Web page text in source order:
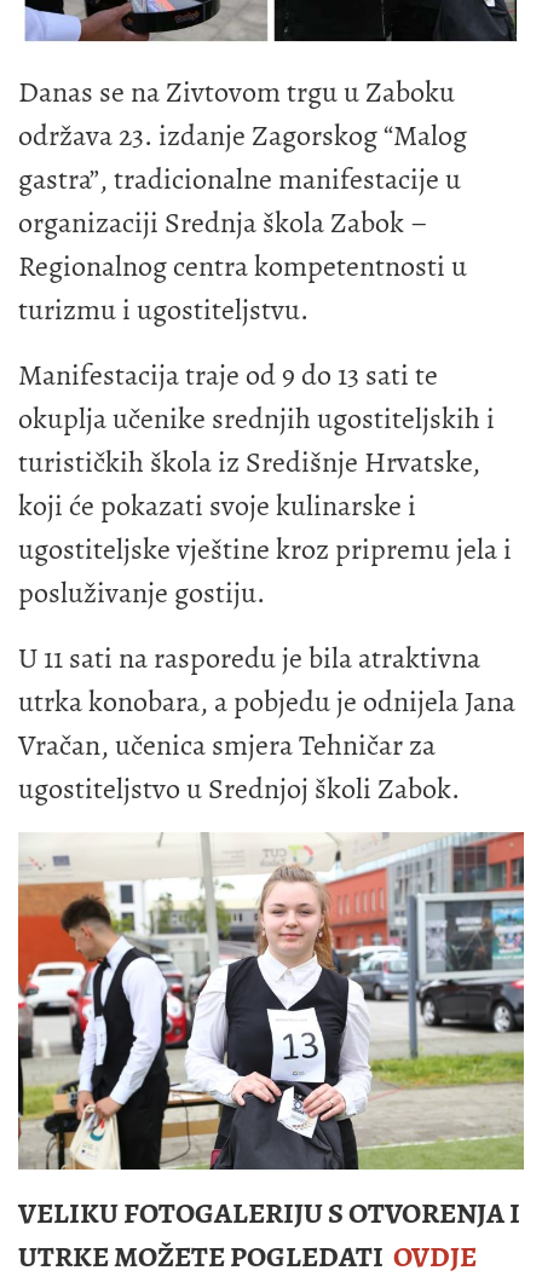
Danas se na Zivtovom trgu u Zaboku
održava 23. izdanje Zagorskog “Malog
gastra”, tradicionalne manifestacije u
organizaciji Srednja škola Zabok–
Regionalnog centra kompetentnosti u
turizmu i ugostiteljstvu.
Manifestacija traje od 9 do 13 sati te
okuplja učenike srednjih ugostiteljskih i
turističkih škola iz Središnje Hrvatske,
koji će pokazati svoje kulinarske i
ugostiteljske vještine kroz pripremu jela i
posluživanje gostiju.
U 11 sati na rasporedu je bila atraktivna
utrka konobara, a pobjedu je odnijela Jana
Vračan, učenica smjera Tehničar za
ugostiteljstvo uSrednjoj školi Zabok.
VELIKU FOTOGALERIJU S OTVORENJA I
UTRKE MOŽETE POGLEDATI OVDJE